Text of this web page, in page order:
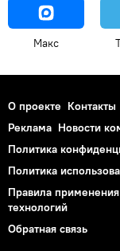
Макс
О проекте Контакты
Реклама Новости
Политика
Политика
Правила
технологий
Обратная связь